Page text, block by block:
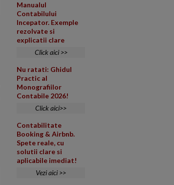
Manualul
Contabilului
Incepator. Exemple
rezolvate si
explicatii clare
Click aici >>
Nu ratati: Ghidul
Practic al
Monografiilor
Contabile 2026!
Click aici>>
Contabilitate
Booking & Airbnb.
Spete reale, cu
solutii clare si
aplicabile imediat!
Vezi aici >>